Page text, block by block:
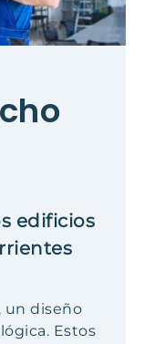
edificios
un diseño
Estos